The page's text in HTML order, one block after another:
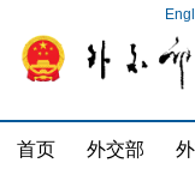
首页 外交部